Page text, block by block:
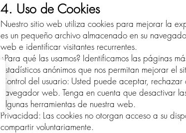
4. Uso de Cookies
Nuestro sitio web utiliza cookies para mejorar la
es un pequeño archivo almacenado en su
web e identificar visitantes recurrentes.
¿Para qué las usamos? Identificamos las páginas
estadísticos anónimos que nos permitan mejorar el
Control del usuario: Usted puede aceptar,
navegador web. Tenga en cuenta que desactivar
algunas herramientas de nuestra web.
Privacidad: Las cookies no otorgan acceso a su
compartir voluntariamente.